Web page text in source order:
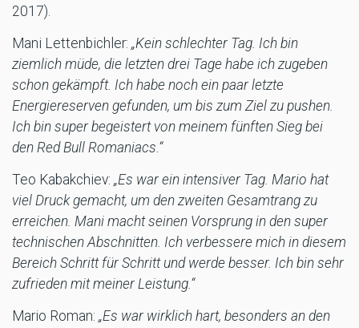
2017).
Mani Lettenbichler: „Kein schlechter Tag. Ich bin
ziemlich müde, die letzten drei Tage habe ich zugeben
schon gekämpft. Ich habe noch ein paar letzte
Energiereserven gefunden, um bis zum Ziel zu pushen.
Ich bin super begeistert von meinem fünften Sieg bei
den Red Bull Romaniacs.“
Teo Kabakchiev: „Es war ein intensiver Tag. Mario hat
viel Druck gemacht, um den zweiten Gesamtrang zu
erreichen. Mani macht seinen Vorsprung in den super
technischen Abschnitten. Ich verbessere mich in diesem
Bereich Schritt für Schritt und werde besser. Ich bin sehr
zufrieden mit meiner Leistung.“
Mario Roman: „Es war wirklich hart, besonders an den